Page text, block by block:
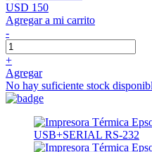
USD 150
Agregar a mi carrito
-
+
Agregar
No hay suficiente stock